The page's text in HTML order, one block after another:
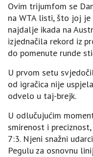
Ovim trijumfom se
na WTA listi, što joj
najdalje ikada na
izjednačila rekord iz
do pomenute runde
U prvom setu
od igračica nije
odvelo u taj-brejk.
U odlučujućim
smirenost i
7:3. Njeni snažni
Pegulu za osnovnu